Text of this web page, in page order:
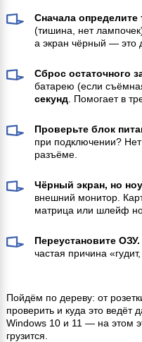
Сначала определите
(тишина, нет
а экран чёрный — это
Сброс остаточного
батарею (если
секунд. Помогает в
Проверьте блок
при подключении?
разъёме.
Чёрный экран, но
внешний монитор.
матрица или шлейф
Переустановите ОЗУ.
частая причина
Пойдём по дереву: от
проверить и куда это ведёт
Windows 10 и 11 — на этом
грузится.